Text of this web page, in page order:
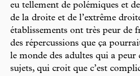
eu tellement de polémiques et
de la droite et de l’extrême
établissements ont très peur de
des répercussions que ça
le monde des adultes qui a peur
sujets, qui croit que c’est